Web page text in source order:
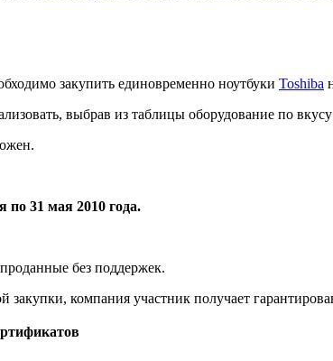
закупить единовременно ноутбуки Toshiba
выбрав из таблицы оборудование по
по 31 мая 2010 года.
без поддержек.
компания участник получает